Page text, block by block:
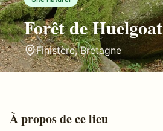
Forêt de Huelgoat
Finistère,Bretagne
À propos de ce lieu